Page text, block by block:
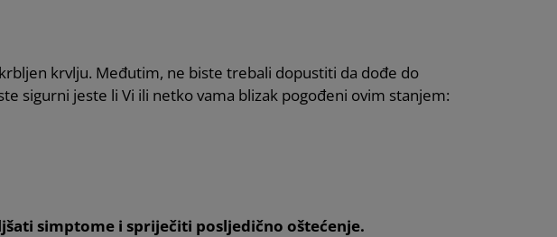
krvlju. Međutim, ne biste trebali dopustiti da dođe do
sigurni jeste li Vi ili netko vama blizak pogođeni ovim stanjem:
simptome i spriječiti posljedično oštećenje.